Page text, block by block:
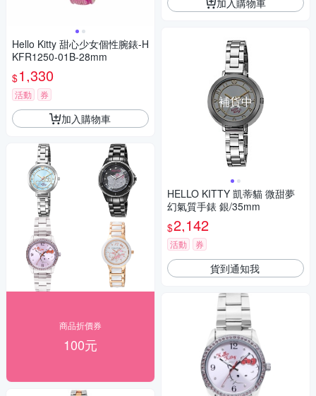
Hello Kitty 甜心少女個性腕錶-H
KFR1250-01B-28mm
$1,330
活動 券
加入購物車
商品折價券
100元
補貨中
HELLO KITTY 凱蒂貓 微甜夢
幻氣質手錶 銀/35mm
$2,142
活動 券
貨到通知我